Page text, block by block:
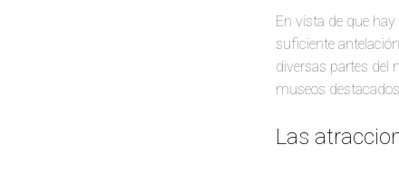
En vista de que
suficiente
diversas partes del
museos
Las